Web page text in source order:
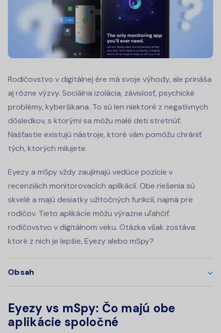
Rodičovstvo v digitálnej ére má svoje výhody, ale prináša
aj rôzne výzvy. Sociálna izolácia, závislosť, psychické
problémy, kyberšikana. To sú len niektoré z negatívnych
dôsledkov, s ktorými sa môžu malé deti stretnúť.
Našťastie existujú nástroje, ktoré vám pomôžu chrániť
tých, ktorých milujete.
Eyezy a mSpy vždy zaujímajú vedúce pozície v
recenziách monitorovacích aplikácií. Obe riešenia sú
skvelé a majú desiatky užitočných funkcií, najmä pre
rodičov. Tieto aplikácie môžu výrazne uľahčiť
rodičovstvo v digitálnom veku. Otázka však zostáva:
ktoré z nich je lepšie, Eyezy alebo mSpy?
Obsah
Eyezy vs mSpy: Čo majú obe
aplikácie spoločné